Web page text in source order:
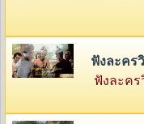
ฟังละครวิทยุ